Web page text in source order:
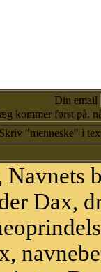
Din email
kommer først på,
Skriv "menneske" i
Navnets
Dax,